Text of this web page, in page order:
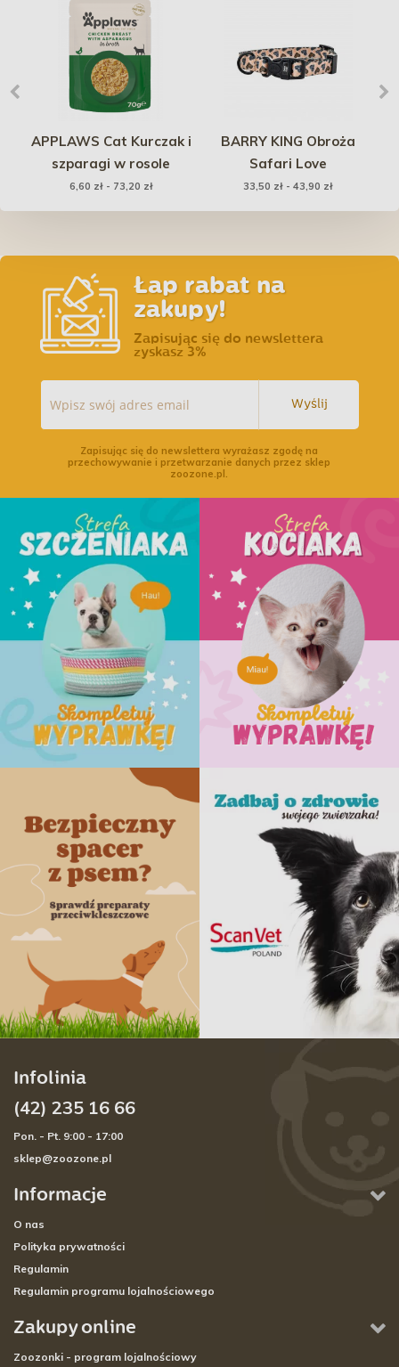
APPLAWS Cat Kurczak i
szparagi w rosole
6,60 zł - 73,20 zł
BARRY KING Obroża
Safari Love
33,50 zł - 43,90 zł
Łap rabat na
zakupy!
Zapisując się do newslettera
zyskasz 3%
Wyślij
Zapisując się do newslettera wyrażasz zgodę na
przechowywanie i przetwarzanie danych przez sklep
zoozone.pl.
Informacje
O nas
Polityka prywatności
Regulamin
Regulamin programu lojalnościowego
Zakupy online
Zoozonki - program lojalnościowy
Infolinia
(42) 235 16 66
Pon. - Pt. 9:00 - 17:00
sklep@zoozone.pl